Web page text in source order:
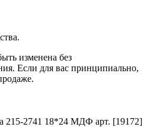
изменена без
Если для вас принципиально,
215-2741 18*24 МДФ арт. [19172]